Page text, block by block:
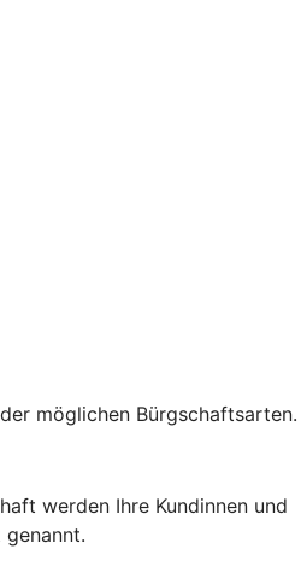
möglichen Bürgschaftsarten.
werden Ihre Kundinnen und